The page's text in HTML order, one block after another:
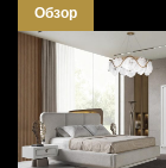
Обзор